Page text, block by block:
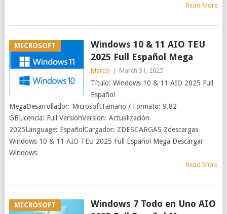
Read More
MICROSOFT
Windows 10 & 11 AIO TEU
2025 Full Español Mega
Marco March 31, 2025
Título: Windows 10 & 11 AIO 2025 Full
Español
MegaDesarrollador: MicrosoftTamaño / Formato: 9.82
GBLicencia: Full VersionVersion: Actualización
2025Language: EspañolCargador: ZDESCARGAS Zdescargas
Windows 10 & 11 AIO TEU 2025 Full Español Mega Descargar
Windows
Read More
MICROSOFT
Windows 7 Todo en Uno AIO